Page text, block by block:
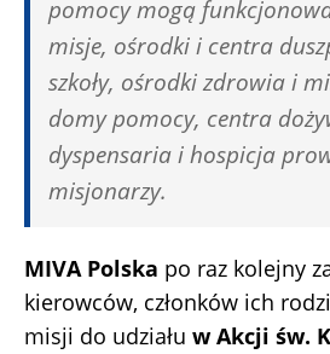
pomocy mogą
misje, ośrodki i centra
szkoły, ośrodki zdrowia i
domy pomocy, centra
dyspensaria i hospicja
misjonarzy.
MIVA Polska po raz kolejny
kierowców, członków ich
misji do udziału w Akcji św.